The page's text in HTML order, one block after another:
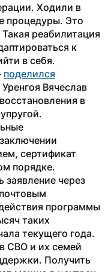
Ходили в
процедуры. Это
реабилитация
к
в себя.
поделился
Вячеслав
в
сертификат
порядке.
заявление через
программы
таких
текущего года.
СВО и их семей
Получить